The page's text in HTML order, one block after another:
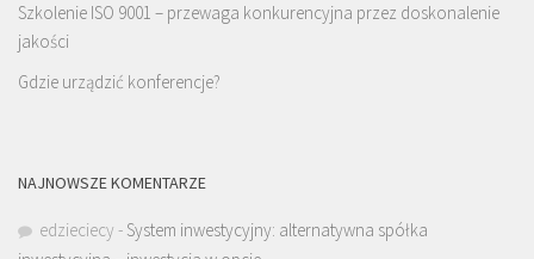
Szkolenie ISO 9001 – przewaga konkurencyjna przez doskonalenie
jakości
Gdzie urządzić konferencje?
NAJNOWSZE KOMENTARZE
edzieciecy - System inwestycyjny: alternatywna spółka